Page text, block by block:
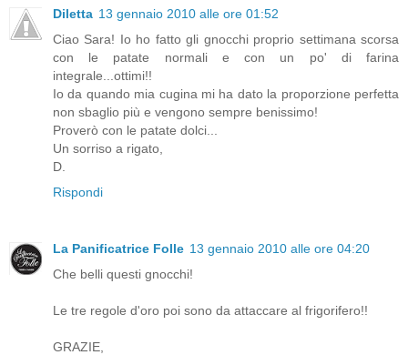
Diletta 13 gennaio 2010 alle ore 01:52
Ciao Sara! Io ho fatto gli gnocchi proprio settimana scorsa
con le patate normali e con un po' di farina
integrale...ottimi!!
Io da quando mia cugina mi ha dato la proporzione perfetta
non sbaglio più e vengono sempre benissimo!
Proverò con le patate dolci...
Un sorriso a rigato,
D.
Rispondi
La Panificatrice Folle 13 gennaio 2010 alle ore 04:20
Che belli questi gnocchi!
Le tre regole d'oro poi sono da attaccare al frigorifero!!
GRAZIE,